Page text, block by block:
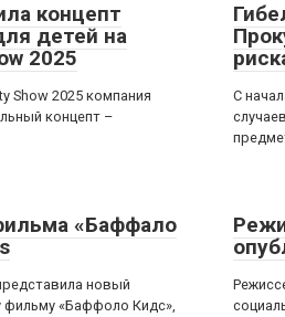
концепт
детей на
2025
Show 2025 компания
концепт –
С
«Баффало
новый
фильму «Баффоло Кидс»,